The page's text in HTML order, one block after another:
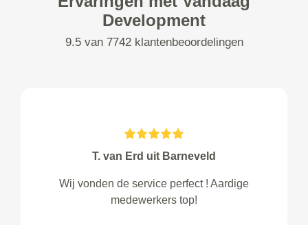
Development
9.5 van 7742 klantenbeoordelingen
T. van Erd uit Barneveld
Wij vonden de service perfect ! Aardige
medewerkers top!